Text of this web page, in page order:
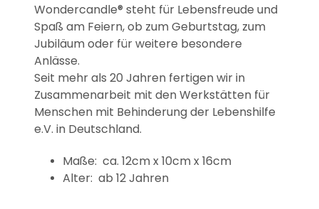
Wondercandle® steht für Lebensfreude und
Spaß am Feiern, ob zum Geburtstag, zum
Jubiläum oder für weitere besondere
Anlässe.
Seit mehr als 20 Jahren fertigen wir in
Zusammenarbeit mit den Werkstätten für
Menschen mit Behinderung der Lebenshilfe
e.V. in Deutschland.
Maße: ca. 12cm x 10cm x 16cm
Alter: ab 12 Jahren